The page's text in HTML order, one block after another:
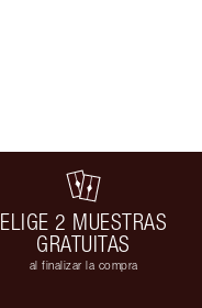
ELIGE 2 MUESTRAS
GRATUITAS
al finalizar la compra